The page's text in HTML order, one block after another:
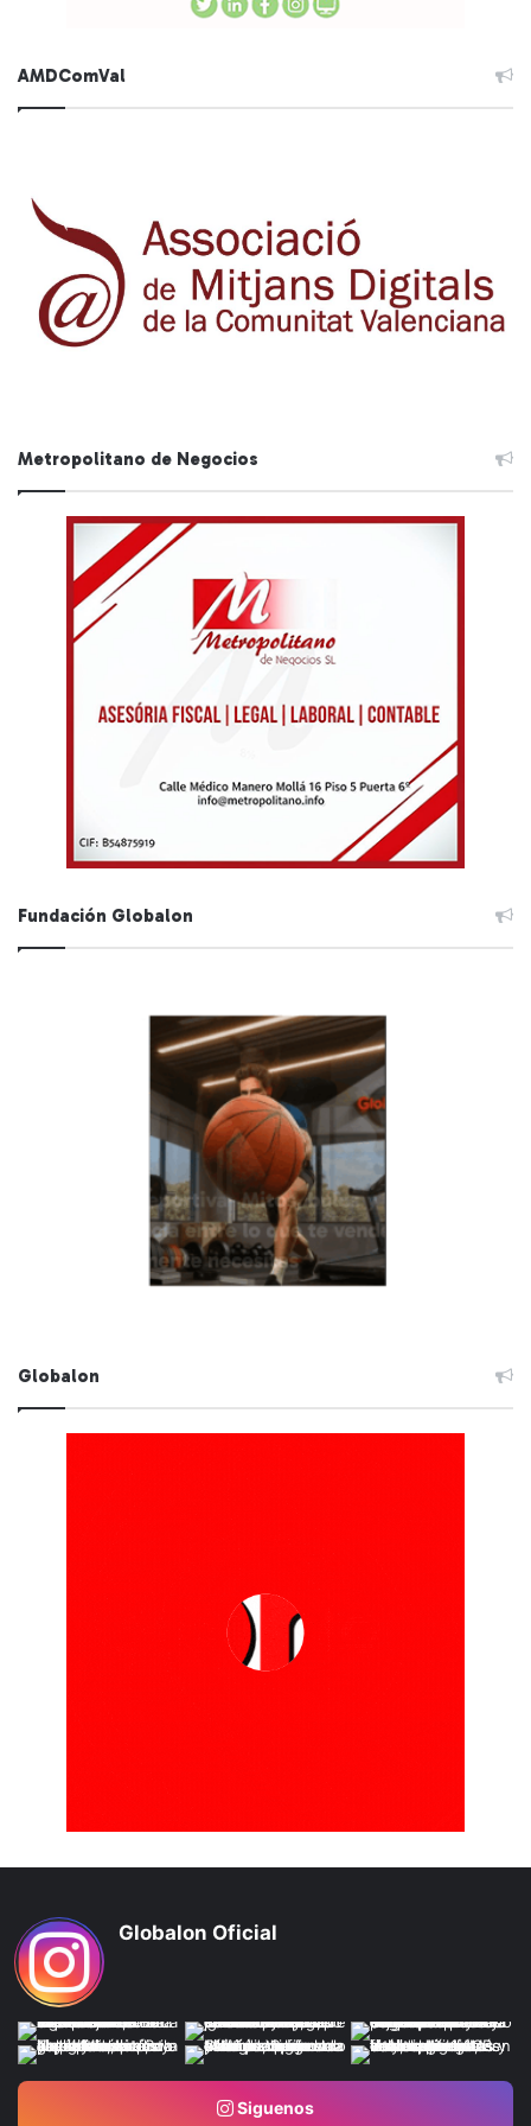
AMDComVal
Metropolitano de Negocios
Fundación Globalon
Globalon
Globalon Oficial
Siguenos